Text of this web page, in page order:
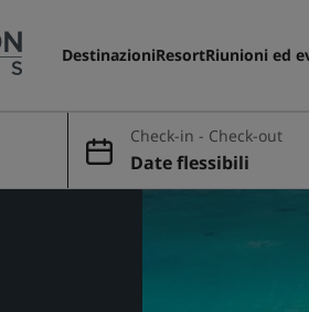
DestinazioniResortRiunioni ed
Check-in - Check-out
Date flessibili